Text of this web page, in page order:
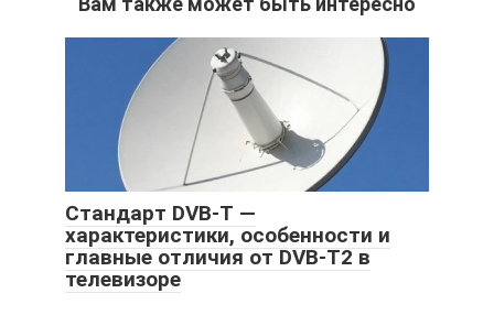
Стандарт DVB-T —
характеристики, особенности и
главные отличия от DVB-T2 в
телевизоре